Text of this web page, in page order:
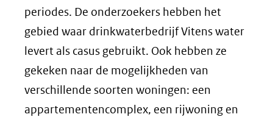
periodes. De onderzoekers hebben het
gebied waar drinkwaterbedrijf Vitens water
levert als casus gebruikt. Ook hebben ze
gekeken naar de mogelijkheden van
verschillende soorten woningen: een
appartementencomplex, een rijwoning en